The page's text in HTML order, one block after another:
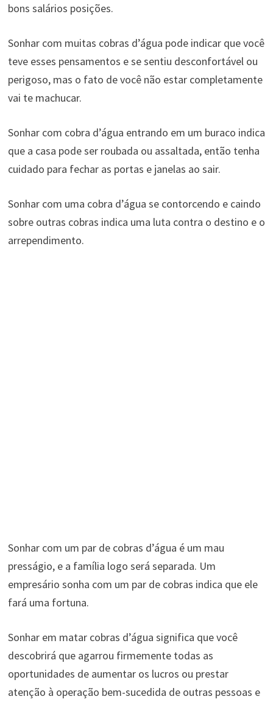
bons salários posições.
Sonhar com muitas cobras d’água pode indicar que você
teve esses pensamentos e se sentiu desconfortável ou
perigoso, mas o fato de você não estar completamente
vai te machucar.
Sonhar com cobra d’água entrando em um buraco indica
que a casa pode ser roubada ou assaltada, então tenha
cuidado para fechar as portas e janelas ao sair.
Sonhar com uma cobra d’água se contorcendo e caindo
sobre outras cobras indica uma luta contra o destino e o
arrependimento.
Sonhar com um par de cobras d’água é um mau
presságio, e a família logo será separada. Um
empresário sonha com um par de cobras indica que ele
fará uma fortuna.
Sonhar em matar cobras d’água significa que você
descobrirá que agarrou firmemente todas as
oportunidades de aumentar os lucros ou prestar
atenção à operação bem-sucedida de outras pessoas e